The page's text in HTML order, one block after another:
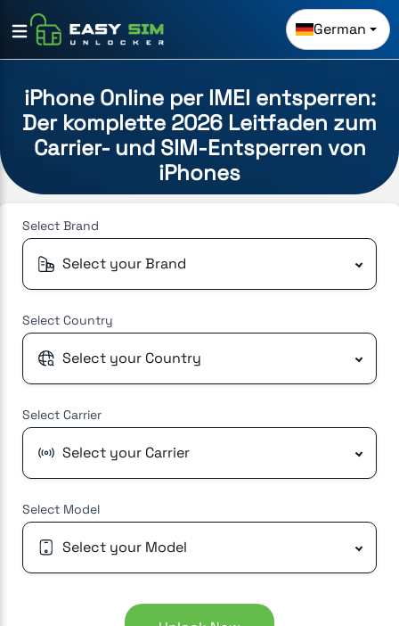
German
iPhone Online per IMEI entsperren:
Der komplette 2026 Leitfaden zum
Carrier- und SIM-Entsperren von
iPhones
Select Brand
Select your Brand
Select Country
Select your Country
Select Carrier
Select your Carrier
Select Model
Select your Model